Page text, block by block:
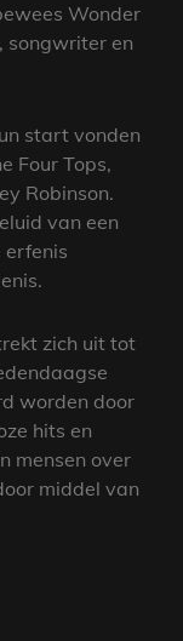
Wonder
songwriter en
start vonden
Four Tops,
Robinson.
van een
erfenis
zich uit tot
worden door
hits en
mensen over
middel van